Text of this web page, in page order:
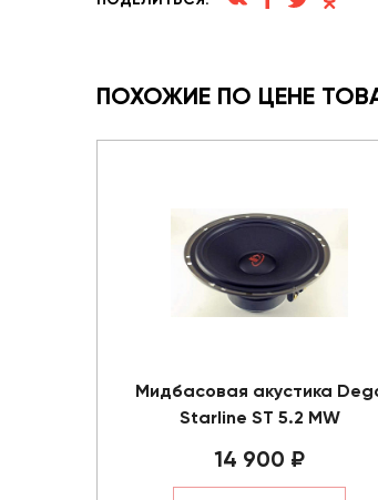
ПОХОЖИЕ ПО ЦЕНЕ
Мидбасовая акустика
Starline ST 5.2 MW
14 900 ₽